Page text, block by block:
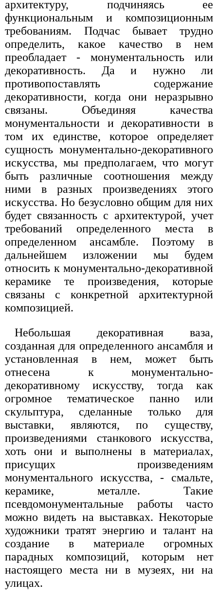
архитектуру, подчиняясь ее
функциональным и композиционным
требованиям. Подчас бывает трудно
определить, какое качество в нем
преобладает - монументальность или
декоративность. Да и нужно ли
противопоставлять содержание
декоративности, когда они неразрывно
связаны. Объединяя качества
монументальности и декоративности в
том их единстве, которое определяет
сущность монументально-декоративного
искусства, мы предполагаем, что могут
быть различные соотношения между
ними в разных произведениях этого
искусства. Но безусловно общим для них
будет связанность с архитектурой, учет
требований определенного места в
определенном ансамбле. Поэтому в
дальнейшем изложении мы будем
относить к монументально-декоративной
керамике те произведения, которые
связаны с конкретной архитектурной
композицией.
Небольшая декоративная ваза,
созданная для определенного ансамбля и
установленная в нем, может быть
отнесена к монументально-
декоративному искусству, тогда как
огромное тематическое панно или
скульптура, сделанные только для
выставки, являются, по существу,
произведениями станкового искусства,
хоть они и выполнены в материалах,
присущих произведениям
монументального искусства, - смальте,
керамике, металле. Такие
псевдомонументальные работы часто
можно видеть на выставках. Некоторые
художники тратят энергию и талант на
создание в материале огромных
парадных композиций, которым нет
настоящего места ни в музеях, ни на
улицах.